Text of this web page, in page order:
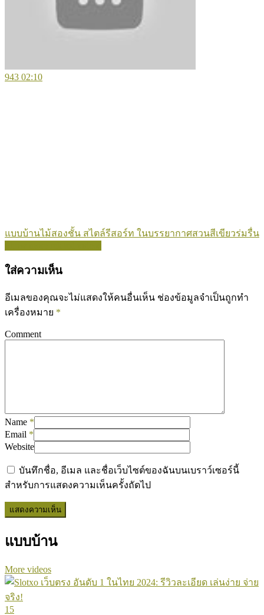
943 02:10
แบบบ้านไม้สองชั้น สไตล์รีสอร์ท ในบรรยากาศสวนสีเขียวร่มรื่น
ใส่ความเห็น
อีเมลของคุณจะไม่แสดงให้คนอื่นเห็น ช่องข้อมูลจำเป็นถูกทำ
เครื่องหมาย *
Comment
Name *
Email *
Website
บันทึกชื่อ, อีเมล และชื่อเว็บไซต์ของฉันบนเบราว์เซอร์นี้
สำหรับการแสดงความเห็นครั้งถัดไป
แบบบ้าน
More videos
15